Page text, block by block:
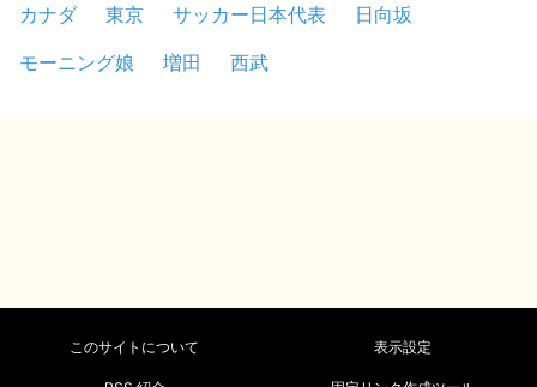
カナダ
東京 サッカー日本代表
日向坂
モーニング娘
増田 西武
このサイトについて 表示設定